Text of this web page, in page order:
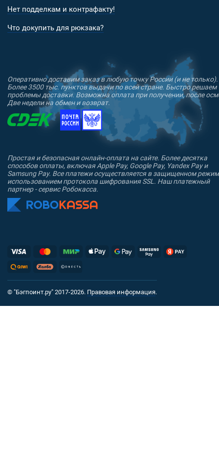
Нет подделкам и контрафакту!
Что докупить для рюкзака?
Оперативно доставим заказ в любую точку России (и не только).
Более 3500 тыс. пунктов выдачи по всей стране. Быстро решаем
проблемы доставки. Возможна оплата при получении, после
Две недели на обмен и возврат.
Простая и безопасная онлайн-оплата на сайте. Более десятка
способов оплаты, включая Apple Pay, Google Pay, Yandex Pay и
Samsung Pay. Все платежи осуществляется в защищенном
использованием протокола шифрования SSL. Наш платежный
партнер - сервис Робокасса.
© "Бэгпоинт.ру" 2017-2026. Правовая информация.